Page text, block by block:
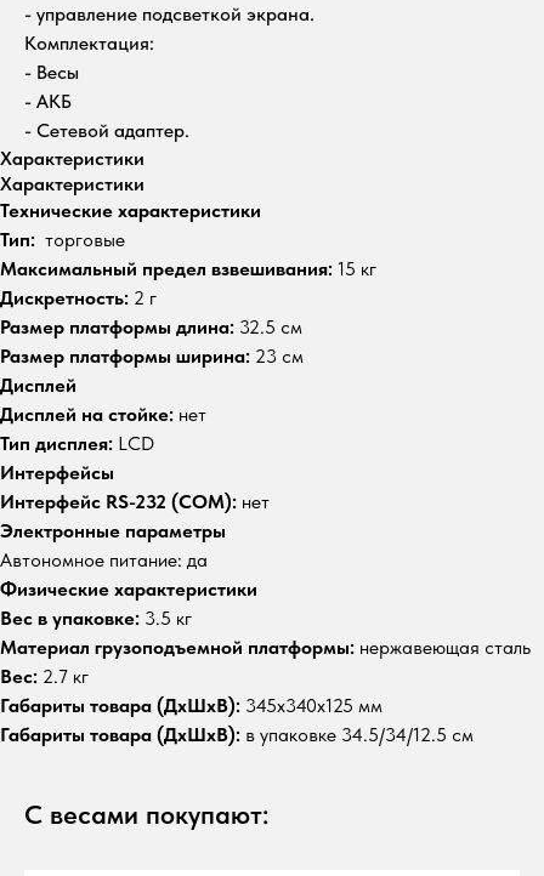
- управление подсветкой экрана.
Комплектация:
- Весы
- АКБ
- Сетевой адаптер.
Характеристики
Характеристики
Технические характеристики
Тип: торговые
Максимальный предел взвешивания: 15 кг
Дискретность: 2 г
Размер платформы длина: 32.5 см
Размер платформы ширина: 23 см
Дисплей
Дисплей на стойке: нет
Тип дисплея: LCD
Интерфейсы
Интерфейс RS-232 (COM): нет
Электронные параметры
Автономное питание: да
Физические характеристики
Вес в упаковке: 3.5 кг
Maтериал грузоподъемной платформы: нержавеющая сталь
Вес: 2.7 кг
Габариты товара (ДxШxВ): 345x340x125 мм
Габариты товара (ДxШxВ): в упаковке 34.5/34/12.5 см
С весами покупают: